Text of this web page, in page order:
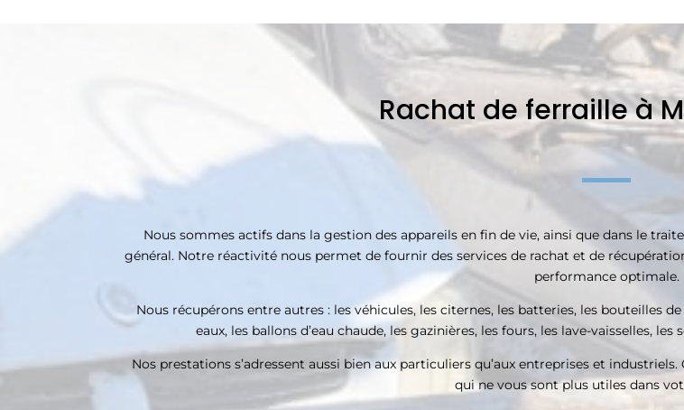
Rachat de ferraille à
Nous sommes actifs dans la gestion des appareils en fin de vie, ainsi que dans le
général. Notre réactivité nous permet de fournir des services de rachat et de
performance optimale.
Nous récupérons entre autres : les véhicules, les citernes, les batteries, les bouteilles
eaux, les ballons d’eau chaude, les gazinières, les fours, les lave-vaisselles,
Nos prestations s’adressent aussi bien aux particuliers qu’aux entreprises et
qui ne vous sont plus utiles dans